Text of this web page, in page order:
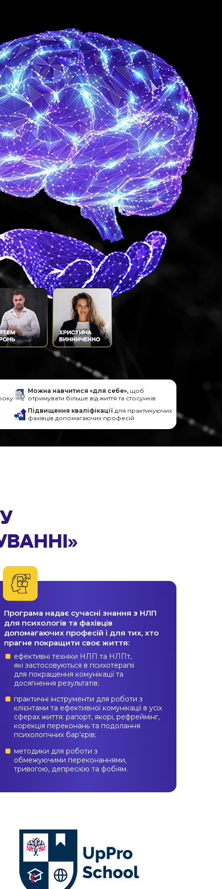
Можна навчитися «для себе», щоб
отримувати більше від життя та стосунків
Підвищення кваліфікації для практикуючих
фахівців допомагаючих професій
Програма надає сучасні знання з НЛП
для психологів та фахівців
допомагаючих професій і для тих, хто
прагне покращити своє життя:
ефективні техніки НЛП та НЛПт,
які застосовуються в психотерапії
для покращення комунікації та
досягнення результатів;
практичні інструменти для роботи з
клієнтами та ефективної комунікації в усіх
сферах життя: рапорт, якорі, рефреймінг,
корекція переконань та подолання
психологічних бар’єрів;
методики для роботи з
обмежуючими переконаннями,
тривогою, депресією та фобіям.